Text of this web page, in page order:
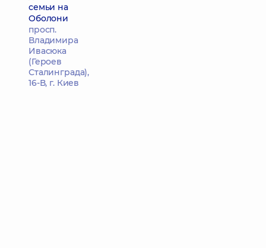
семьи на
Оболони
просп.
Владимира
Ивасюка
(Героев
Сталинграда),
16-В, г. Киев